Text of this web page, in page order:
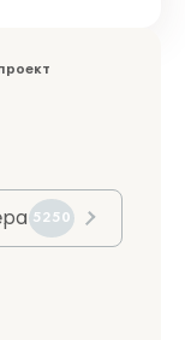
5250